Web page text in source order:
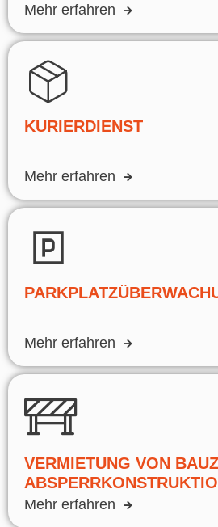
Mehr erfahren
KURIERDIENST
Mehr erfahren
Mehr erfahren
VERMIETUNG VON
Mehr erfahren